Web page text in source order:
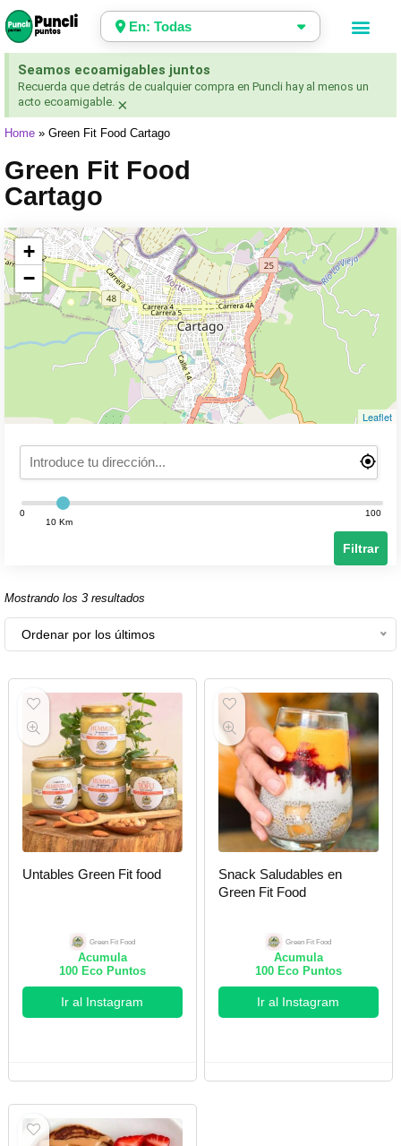
En: Todas
Seamos ecoamigables juntos
Recuerda que detrás de cualquier compra en Puncli hay al menos un
acto ecoamigable. ×
Home » Green Fit Food Cartago
Green Fit Food
Cartago
+
−
Leaflet
0
10 Km
100
Filtrar
Mostrando los 3 resultados
Ordenar por los últimos
Untables Green Fit food
Green Fit Food
Acumula
100Eco Puntos
Ir al Instagram
Snack Saludables en
Green Fit Food
Green Fit Food
Acumula
100Eco Puntos
Ir al Instagram